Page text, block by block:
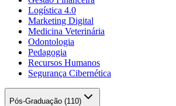
Logística 4.0
Marketing Digital
Medicina Veterinária
Odontologia
Pedagogia
Recursos Humanos
Segurança Cibernética
Pós-Graduação (110)